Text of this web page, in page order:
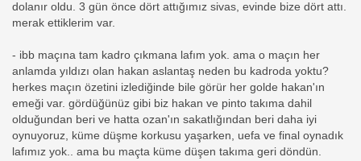
dolanır oldu. 3 gün önce dört attığımız sivas, evinde bize dört attı.
merak ettiklerim var.
- ibb maçına tam kadro çıkmana lafım yok. ama o maçın her
anlamda yıldızı olan hakan aslantaş neden bu kadroda yoktu?
herkes maçın özetini izlediğinde bile görür her golde hakan'ın
emeği var. gördüğünüz gibi biz hakan ve pinto takıma dahil
olduğundan beri ve hatta ozan'ın sakatlığından beri daha iyi
oynuyoruz, küme düşme korkusu yaşarken, uefa ve final oynadık
lafımız yok.. ama bu maçta küme düşen takıma geri döndün.